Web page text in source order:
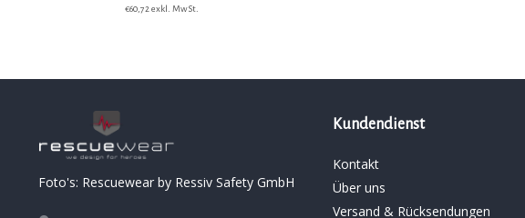
€60,72 exkl. MwSt.
Foto's: Rescuewear by Ressiv Safety GmbH
Kundendienst
Kontakt
Über uns
Versand & Rücksendungen